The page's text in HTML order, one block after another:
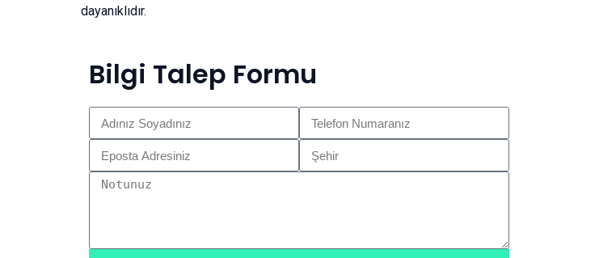
dayanıklıdır.
Bilgi Talep Formu